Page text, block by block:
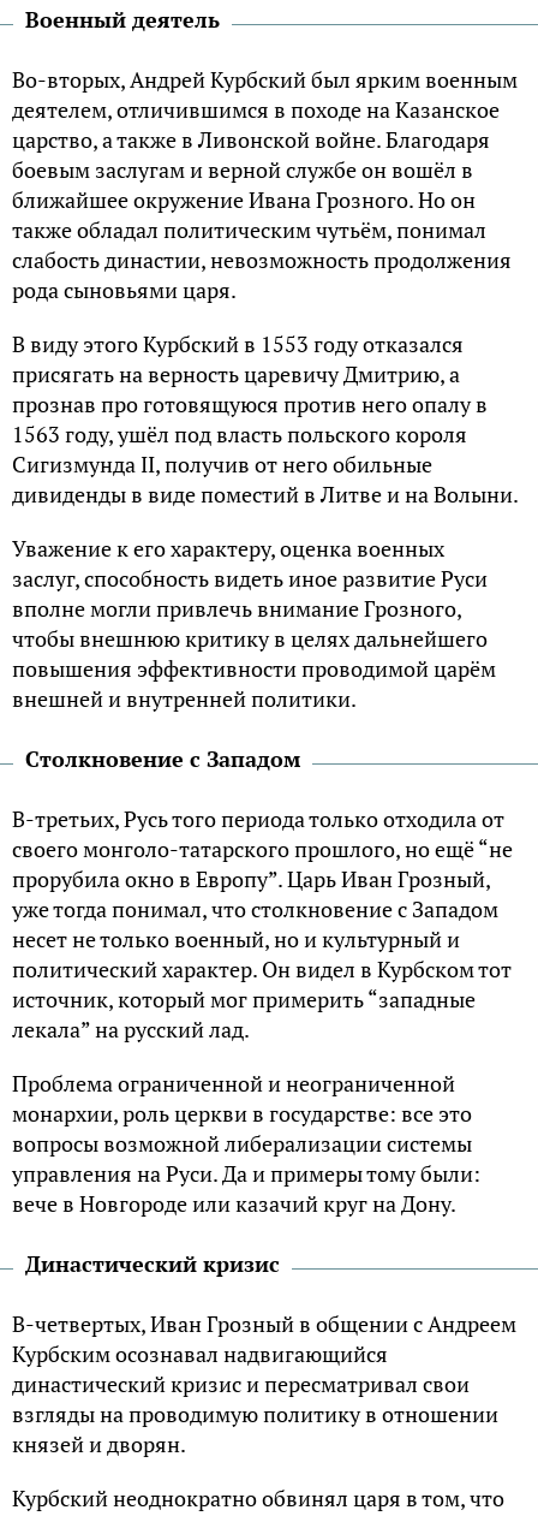
Военный деятель
Во-вторых, Андрей Курбский был ярким военным
деятелем, отличившимся в походе на Казанское
царство, а также в Ливонской войне. Благодаря
боевым заслугам и верной службе он вошёл в
ближайшее окружение Ивана Грозного. Но он
также обладал политическим чутьём, понимал
слабость династии, невозможность продолжения
рода сыновьями царя.
В виду этого Курбский в 1553 году отказался
присягать на верность царевичу Дмитрию, а
прознав про готовящуюся против него опалу в
1563 году, ушёл под власть польского короля
Сигизмунда II, получив от него обильные
дивиденды в виде поместий в Литве и на Волыни.
Уважение к его характеру, оценка военных
заслуг, способность видеть иное развитие Руси
вполне могли привлечь внимание Грозного,
чтобы внешнюю критику в целях дальнейшего
повышения эффективности проводимой царём
внешней и внутренней политики.
Столкновение с Западом
В-третьих, Русь того периода только отходила от
своего монголо-татарского прошлого, но ещё “не
прорубила окно в Европу”. Царь Иван Грозный,
уже тогда понимал, что столкновение с Западом
несет не только военный, но и культурный и
политический характер. Он видел в Курбском тот
источник, который мог примерить “западные
лекала” на русский лад.
Проблема ограниченной и неограниченной
монархии, роль церкви в государстве: все это
вопросы возможной либерализации системы
управления на Руси. Да и примеры тому были:
вече в Новгороде или казачий круг на Дону.
Династический кризис
В-четвертых, Иван Грозный в общении с Андреем
Курбским осознавал надвигающийся
династический кризис и пересматривал свои
взгляды на проводимую политику в отношении
князей и дворян.
Курбский неоднократно обвинял царя в том, что